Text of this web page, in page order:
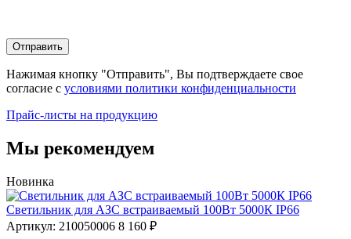
Отправить
Нажимая кнопку "Отправить", Вы подтверждаете свое
согласие с условиями политики конфиденциальности
Прайс-листы на продукцию
Мы рекомендуем
Новинка
Светильник для АЗС встраиваемый 100Вт 5000К IP66
Артикул: 210050006 8 160 ₽